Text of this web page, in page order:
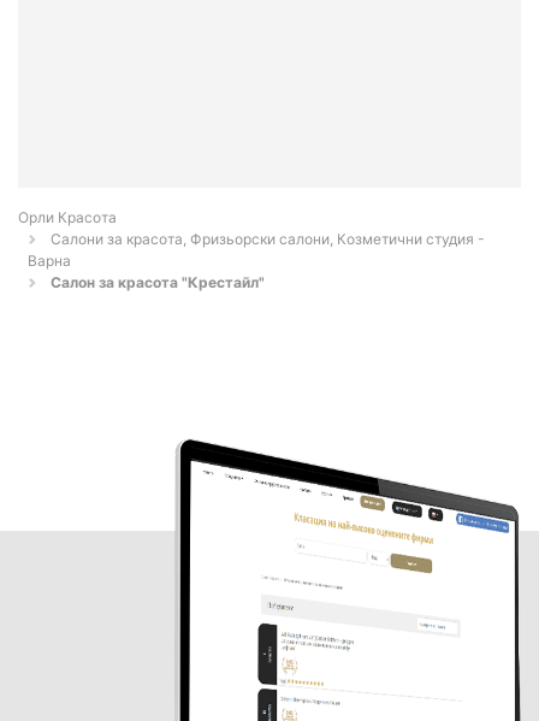
Орли Красота
Салони за красота, Фризьорски салони, Козметични студия -
Варна
Салон за красота "Крестайл"